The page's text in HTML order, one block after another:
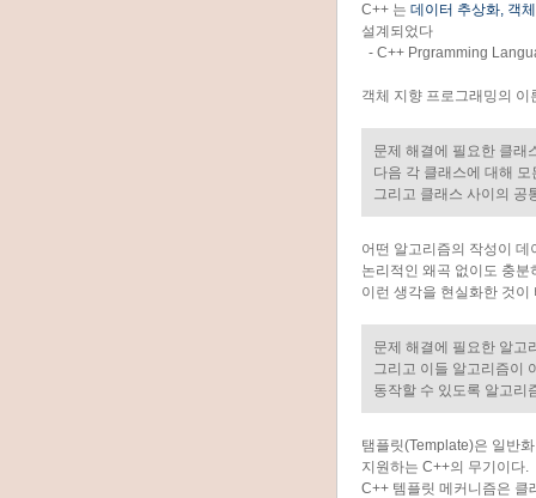
C++ 는 데이터 추상화, 객
설계되었다
- C++ Prgramming
객체 지향 프로그래밍의 이
문제 해결에 필요한 클래
다음 각 클래스에 대해
그리고 클래스 사이의 공
어떤 알고리즘의 작성이 데
논리적인 왜곡 없이도 충
이런 생각을 현실화한 것이
문제 해결에 필요한 알고
그리고 이들 알고리즘이
동작할 수 있도록 알고리
탬플릿(Template)은 일반
지원하는 C++의 무기이다.
C++ 템플릿 메커니즘은 클